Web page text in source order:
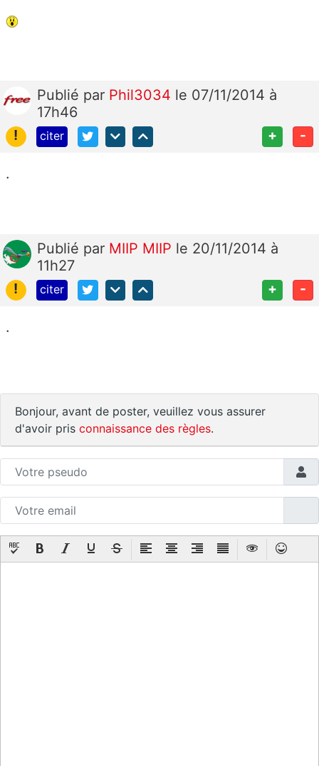
Publié par Phil3034 le 07/11/2014 à
17h46
!
citer + -
.
Publié par MIIP MIIP le 20/11/2014 à
11h27
!
citer + -
.
Bonjour, avant de poster, veuillez vous assurer
d'avoir pris connaissance des règles.